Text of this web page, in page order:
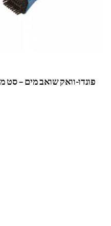
פונדו-וואק שואב מים – סט